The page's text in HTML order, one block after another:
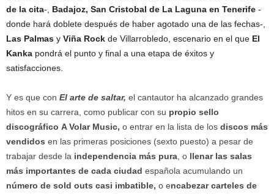
de la cita-, Badajoz, San Cristobal de La Laguna en Tenerife -
donde hará doblete después de haber agotado una de las fechas-,
Las Palmas y Viña Rock de Villarrobledo, escenario en el que El
Kanka pondrá el punto y final a una etapa de éxitos y
satisfacciones.
Y es que con El arte de saltar, el cantautor ha alcanzado grandes
hitos en su carrera, como publicar con su propio sello
discográfico A Volar Music, o entrar en la lista de los discos más
vendidos en las primeras posiciones (sexto puesto) a pesar de
trabajar desde la independencia más pura , o llenar las salas
más importantes de cada ciudad española acumulando un
número de sold outs casi imbatible, o encabezar carteles de